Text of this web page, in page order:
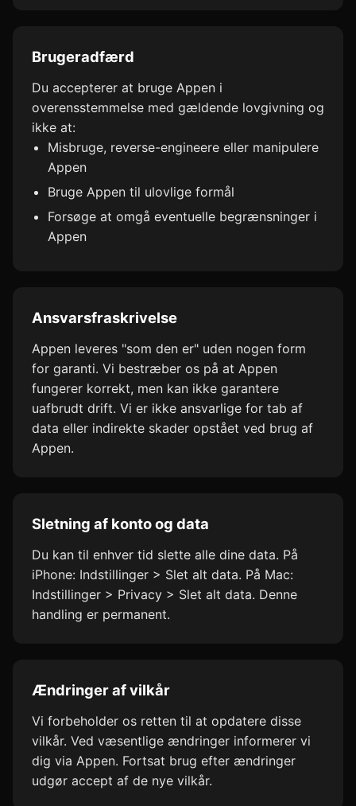
Brugeradfærd
Du accepterer at bruge Appen i
overensstemmelse med gældende lovgivning og
ikke at:
Misbruge, reverse-engineere eller manipulere
Appen
Bruge Appen til ulovlige formål
Forsøge at omgå eventuelle begrænsninger i
Appen
Ansvarsfraskrivelse
Appen leveres "som den er" uden nogen form
for garanti. Vi bestræber os på at Appen
fungerer korrekt, men kan ikke garantere
uafbrudt drift. Vi er ikke ansvarlige for tab af
data eller indirekte skader opstået ved brug af
Appen.
Sletning af konto og data
Du kan til enhver tid slette alle dine data. På
iPhone: Indstillinger > Slet alt data. På Mac:
Indstillinger > Privacy > Slet alt data. Denne
handling er permanent.
Ændringer af vilkår
Vi forbeholder os retten til at opdatere disse
vilkår. Ved væsentlige ændringer informerer vi
dig via Appen. Fortsat brug efter ændringer
udgør accept af de nye vilkår.